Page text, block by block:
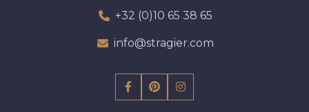
+32 (0)10 65 38 65
info@stragier.com